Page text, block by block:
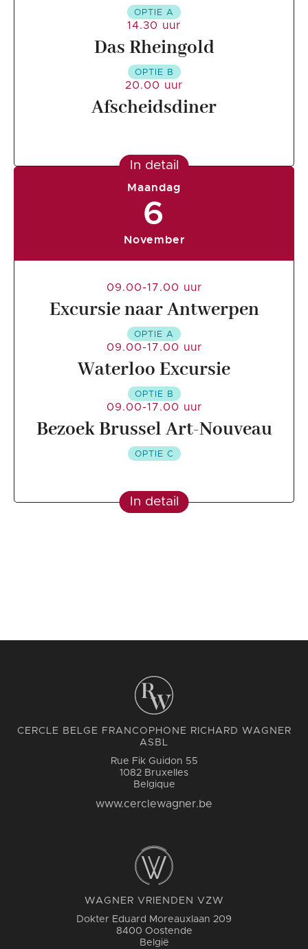
OPTIE A
14.30 uur
Das Rheingold
OPTIE B
20.00 uur
Afscheidsdiner
In detail
Maandag
6
November
09.00-17.00 uur
Excursie naar Antwerpen
OPTIE A
09.00-17.00 uur
Waterloo Excursie
OPTIE B
09.00-17.00 uur
Bezoek Brussel Art-Nouveau
OPTIE C
In detail
CERCLE BELGE FRANCOPHONE RICHARD WAGNER
ASBL
Rue Fik Guidon 55
1082 Bruxelles
Belgique
www.cerclewagner.be
WAGNER VRIENDEN VZW
Dokter Eduard Moreauxlaan 209
8400 Oostende
België